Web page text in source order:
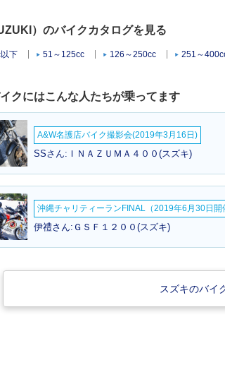
）のバイクカタログを見る
下 51～125cc 126～250cc 251～
クにはこんな人たちが乗ってます
A&W名護店バイク撮影会(2019年3月16日)
SSさん:ＩＮＡＺＵＭＡ４００(スズキ)
沖縄チャリティーランFINAL（2019年6月30日開
伊禮さん:ＧＳＦ１２００(スズキ)
スズキのバイ